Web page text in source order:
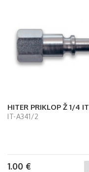
HITER PRIKLOP Ž 1/4 IT
IT-A341/2
1.00 €